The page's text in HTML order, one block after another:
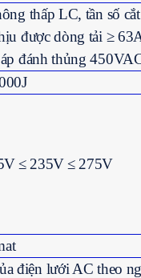
thấp LC, tần số
được dòng tải ≥
đánh thủng
≤ 235V≤ 275V
điện lưới AC theo